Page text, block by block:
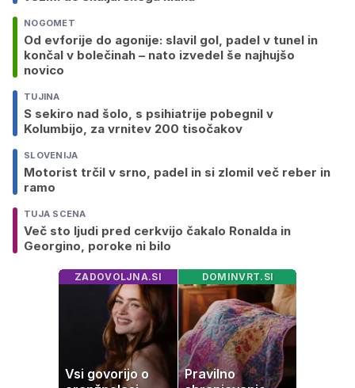
NOGOMET
Od evforije do agonije: slavil gol, padel v tunel in
končal v bolečinah – nato izvedel še najhujšo
novico
TUJINA
S sekiro nad šolo, s psihiatrije pobegnil v
Kolumbijo, za vrnitev 200 tisočakov
SLOVENIJA
Motorist trčil v srno, padel in si zlomil več reber in
ramo
TUJA SCENA
Več sto ljudi pred cerkvijo čakalo Ronalda in
Georgino, poroke ni bilo
ZADOVOLJNA.SI
Vsi govorijo o
DOMINVRT.SI
Pravilno